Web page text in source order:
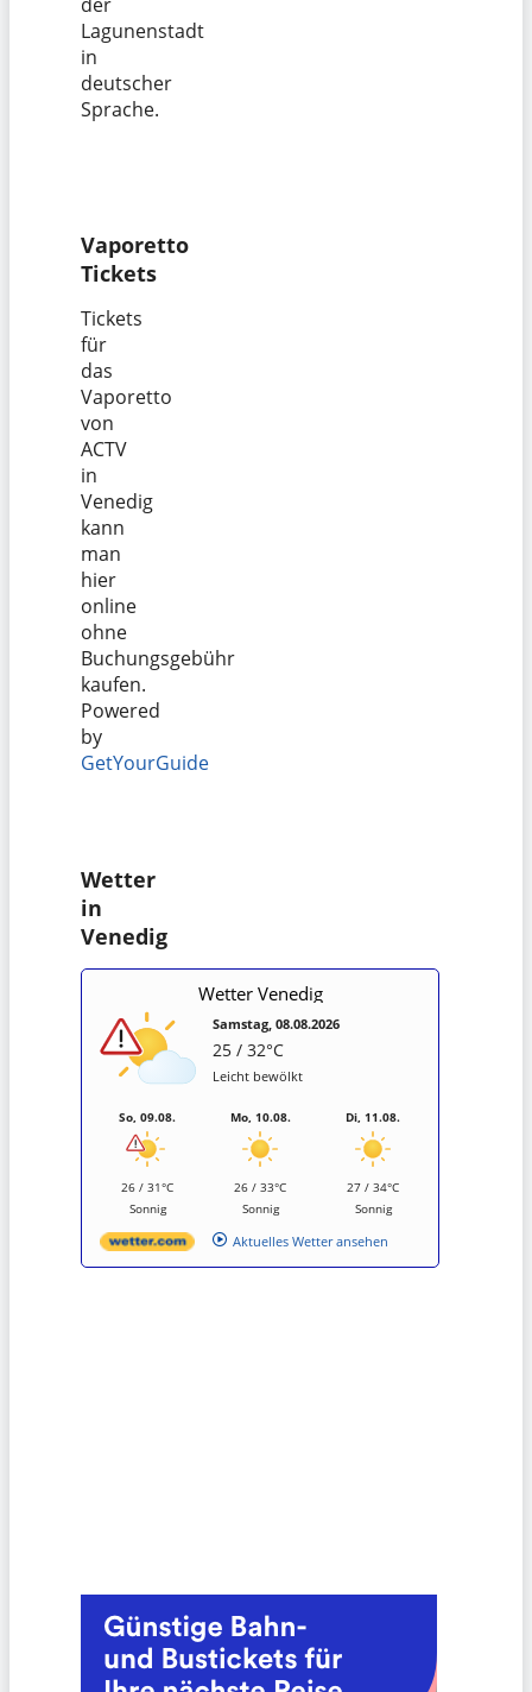
der
Lagunenstadt
in
deutscher
Sprache.
Vaporetto
Tickets
Tickets
für
das
Vaporetto
von
ACTV
in
Venedig
kann
man
hier
online
ohne
Buchungsgebühr
kaufen.
Powered
by
GetYourGuide
Wetter
in
Venedig
Wetter Venedig
Samstag, 08.08.2026
25 / 32°C
Leicht bewölkt
So, 09.08.
26 / 31°C
Sonnig
Mo, 10.08.
26 / 33°C
Sonnig
Di, 11.08.
27 / 34°C
Sonnig
Aktuelles Wetter ansehen